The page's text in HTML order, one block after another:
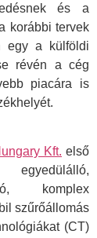
és a
korábbi tervek
egy a külföldi
révén a cég
piacára is
Kft. első
komplex
szűrőállomás
(CT)